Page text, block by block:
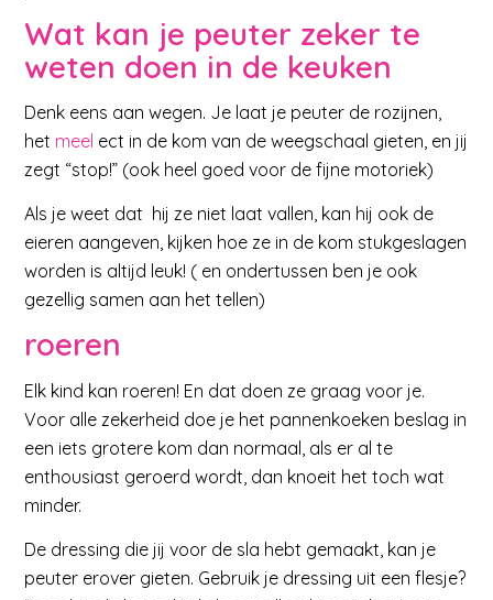
Wat kan je peuter zeker te
weten doen in de keuken
Denk eens aan wegen. Je laat je peuter de rozijnen,
het meel ect in de kom van de weegschaal gieten, en jij
zegt “stop!” (ook heel goed voor de fijne motoriek)
Als je weet dat hij ze niet laat vallen, kan hij ook de
eieren aangeven, kijken hoe ze in de kom stukgeslagen
worden is altijd leuk! ( en ondertussen ben je ook
gezellig samen aan het tellen)
roeren
Elk kind kan roeren! En dat doen ze graag voor je.
Voor alle zekerheid doe je het pannenkoeken beslag in
een iets grotere kom dan normaal, als er al te
enthousiast geroerd wordt, dan knoeit het toch wat
minder.
De dressing die jij voor de sla hebt gemaakt, kan je
peuter erover gieten. Gebruik je dressing uit een flesje?